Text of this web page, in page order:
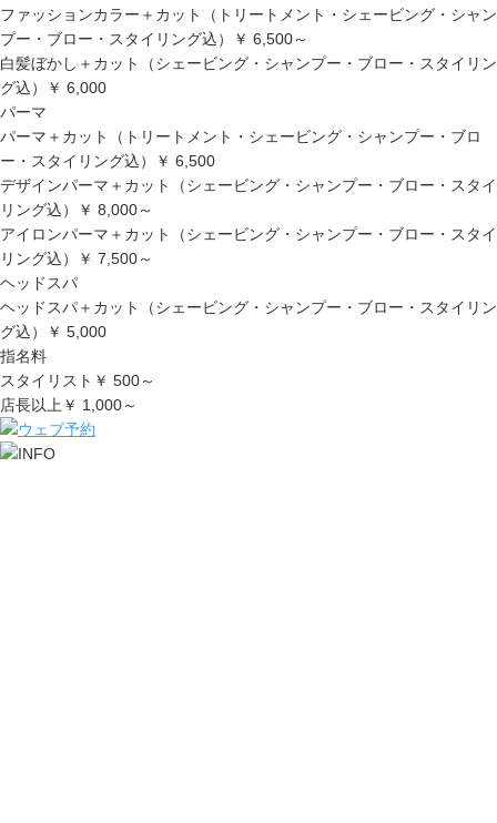
ファッションカラー＋カット（トリートメント・シェービング・シャン
プー・ブロー・スタイリング込）
￥ 6,500～
白髪ぼかし＋カット（シェービング・シャンプー・ブロー・スタイリン
グ込）
￥ 6,000
パーマ
パーマ＋カット（トリートメント・シェービング・シャンプー・ブロ
ー・スタイリング込）
￥ 6,500
デザインパーマ＋カット（シェービング・シャンプー・ブロー・スタイ
リング込）
￥ 8,000～
アイロンパーマ＋カット（シェービング・シャンプー・ブロー・スタイ
リング込）
￥ 7,500～
ヘッドスパ
ヘッドスパ＋カット（シェービング・シャンプー・ブロー・スタイリン
グ込）
￥ 5,000
指名料
スタイリスト ￥ 500～
店長以上 ￥ 1,000～